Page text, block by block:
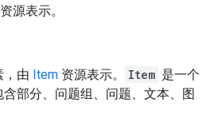
资源表示。
，由 Item 资源表示。 Item 是一个
部分、问题组、问题、文本、图